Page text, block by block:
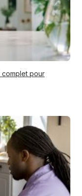
complet pour